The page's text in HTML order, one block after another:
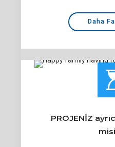
Daha
PROJENİZ